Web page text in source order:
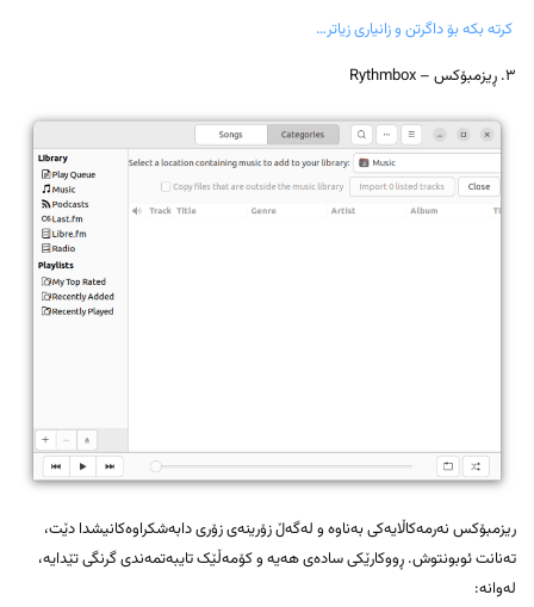
کرتە بکە بۆ داگرتن و زانیاری زیاتر…
٣. ڕیزمبۆکس – Rythmbox
ریزمبۆکس نەرمەکاڵایەکی بەناوە و لەگەڵ زۆرینەی زۆری دابەشکراوەکانیشدا دێت،
تەنانت ئوبونتوش. ڕووکارێکی سادەی هەیە و کۆمەڵێک تایبەتمەندی گرنگی تێدایە،
لەوانە: